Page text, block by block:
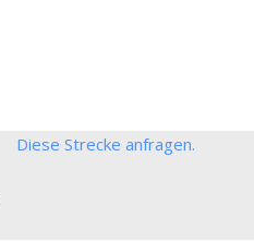
Diese Strecke anfragen.